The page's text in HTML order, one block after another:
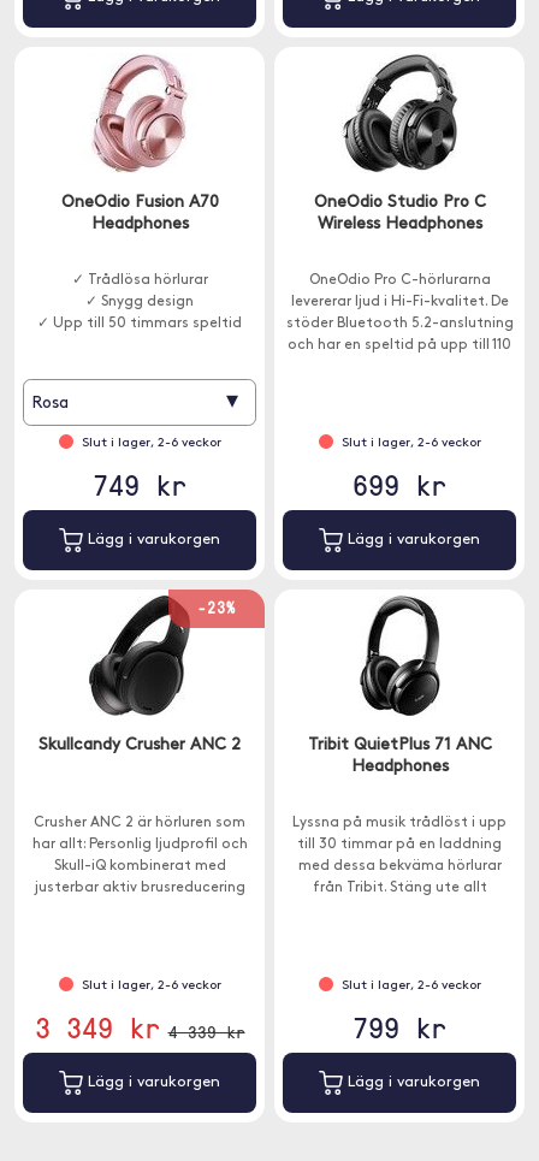
OneOdio Fusion A70
Headphones
✓ Trådlösa hörlurar
✓ Snygg design
✓ Upp till 50 timmars speltid
Rosa ▾
Slut i lager, 2-6 veckor
749 kr
Lägg i varukorgen
OneOdio Studio Pro C
Wireless Headphones
OneOdio Pro C-hörlurarna
levererar ljud i Hi-Fi-kvalitet. De
stöder Bluetooth 5.2-anslutning
och har en speltid på upp till 110
Slut i lager, 2-6 veckor
699 kr
Lägg i varukorgen
-23%
Skullcandy Crusher ANC 2
Crusher ANC 2 är hörluren som
har allt: Personlig ljudprofil och
Skull-iQ kombinerat med
justerbar aktiv brusreducering
Slut i lager, 2-6 veckor
3 349 kr 4 339 kr
Lägg i varukorgen
Tribit QuietPlus 71 ANC
Headphones
Lyssna på musik trådlöst i upp
till 30 timmar på en laddning
med dessa bekväma hörlurar
från Tribit. Stäng ute allt
Slut i lager, 2-6 veckor
799 kr
Lägg i varukorgen